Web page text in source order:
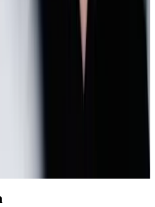
Reifen/Räder automatisch mit